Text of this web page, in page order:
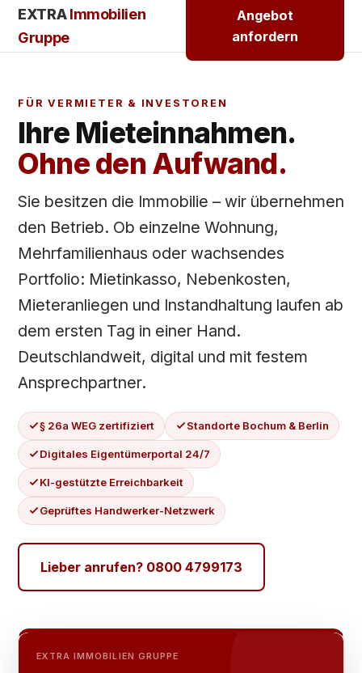
EXTRAImmobilien
Gruppe
Angebot
anfordern
FÜR VERMIETER & INVESTOREN
Ihre Mieteinnahmen.
Ohne den Aufwand.
Sie besitzen die Immobilie – wir übernehmen
den Betrieb. Ob einzelne Wohnung,
Mehrfamilienhaus oder wachsendes
Portfolio: Mietinkasso, Nebenkosten,
Mieteranliegen und Instandhaltung laufen ab
dem ersten Tag in einer Hand.
Deutschlandweit, digital und mit festem
Ansprechpartner.
§ 26a WEG zertifiziert Standorte Bochum & Berlin
Digitales Eigentümerportal 24/7
KI-gestützte Erreichbarkeit
Geprüftes Handwerker-Netzwerk
Lieber anrufen? 0800 4799173